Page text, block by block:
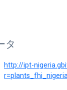
タ
http://ipt-
r=plants_fhi_nigeria